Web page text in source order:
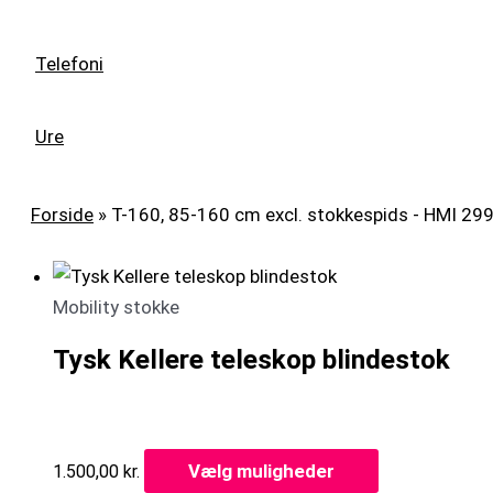
Telefoni
Ure
Forside » T-160, 85-160 cm excl. stokkespids - HMI
Mobility stokke
Tysk Kellere teleskop blindestok
1.500,00 kr. Vælg muligheder